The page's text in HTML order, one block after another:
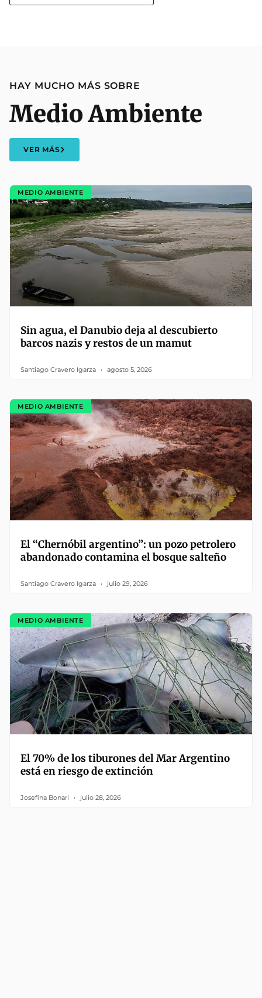
HAY MUCHO MÁS SOBRE
Medio Ambiente
VER MÁS
MEDIO AMBIENTE
Sin agua, el Danubio deja al descubierto
barcos nazis y restos de un mamut
Santiago Cravero Igarza agosto 5, 2026
MEDIO AMBIENTE
El “Chernóbil argentino”: un pozo petrolero
abandonado contamina el bosque salteño
Santiago Cravero Igarza julio 29, 2026
MEDIO AMBIENTE
El 70% de los tiburones del Mar Argentino
está en riesgo de extinción
Josefina Bonari julio 28, 2026